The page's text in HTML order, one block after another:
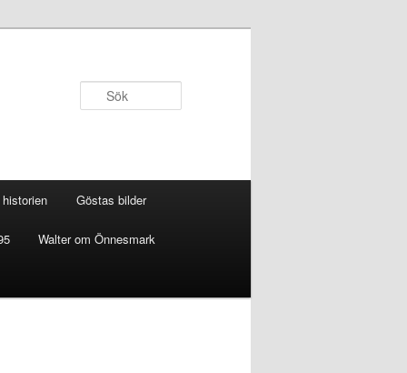
Göstas bilder
Walter om Önnesmark